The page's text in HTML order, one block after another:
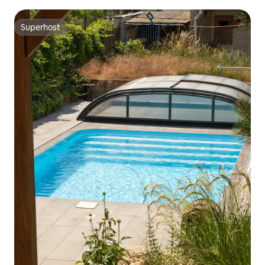
Superhost
Superhost